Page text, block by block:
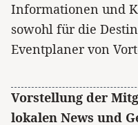
Informationen und
sowohl für die
Eventplaner von
Vorstellung der
lokalen News und